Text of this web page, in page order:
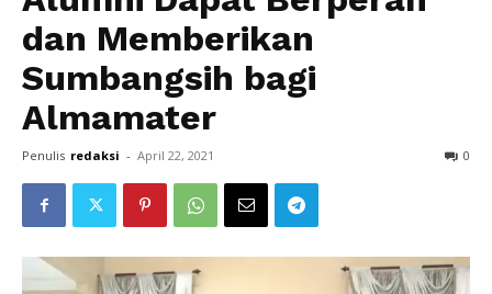
dan Memberikan
Sumbangsih bagi
Almamater
Penulis redaksi - April 22, 2021 0